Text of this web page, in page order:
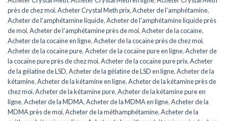
près de chez moi,Acheter Crystal Meth prix,Acheter de l'amphétamine,
Acheter de l'amphétamine liquide,Acheter de l'amphétamine liquide près
de moi,Acheter de l'amphétamine près de moi,Acheter de la cocaïne,
Acheter de la cocaïne en ligne,Acheter de la cocaïne près de chez moi,
Acheter de la cocaïne pure,Acheter de la cocaïne pure en ligne,Acheter de
la cocaïne pure près de chez moi,Acheter de la cocaïne pure prix,Acheter
de la gélatine de LSD,Acheter de la gélatine de LSD en ligne,Acheter de la
kétamine,Acheter de la kétamine en ligne,Acheter de la kétamine près de
chez moi,Acheter de la kétamine pure,Acheter de la kétamine pure en
ligne,Acheter de la MDMA,Acheter de la MDMA en ligne,Acheter de la
MDMA près de moi,Acheter de la méthamphétamine,Acheter de la